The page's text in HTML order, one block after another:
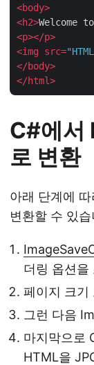
<body>
<h2>Welcome
<p></p>
<img src=
</body>
</html>
C#에서
로 변환
아래 단계에
변환할 수 있습
더링 옵션을
페이지 크기
그런 다음
마지막으로
HTML을